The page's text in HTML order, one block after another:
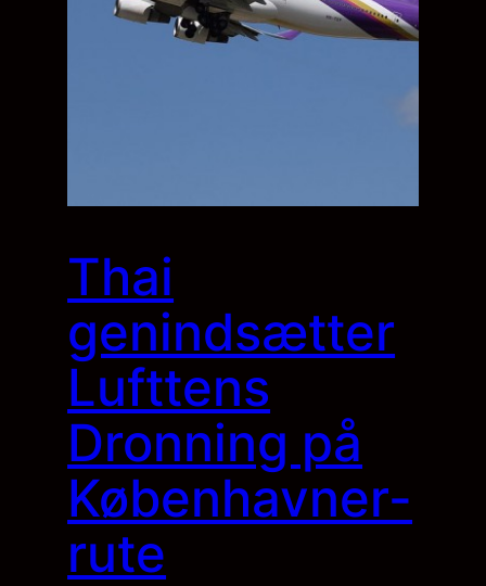
Thai
genindsætter
Lufttens
Dronning på
Københavner-
rute